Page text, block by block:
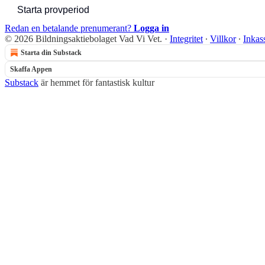
Starta provperiod
Redan en betalande prenumerant? Logga in
© 2026 Bildningsaktiebolaget Vad Vi Vet. · Integritet ∙ Villkor∙
Starta din Substack
Skaffa Appen
Substack är hemmet för fantastisk kultur